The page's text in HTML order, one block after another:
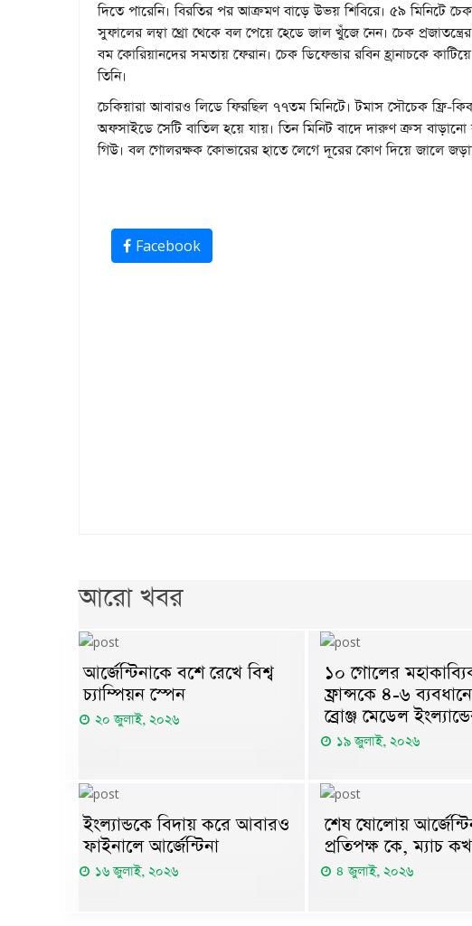
দিতে পারেনি। বিরতির পর আক্রমণ বাড়ে উভয় শিবিরে। ৫৯ মিনিটে চেক
সুফালের লম্বা থ্রো থেকে বল পেয়ে হেডে জাল খুঁজে নেন। চেক
বম কোরিয়ানদের সমতায় ফেরান। চেক ডিফেন্ডার রবিন হ্রানাচকে
তিনি।
চেকিয়ারা আবারও লিডে ফিরছিল ৭৭তম মিনিটে। টমাস সৌচেক ফ্রি-
অফসাইডে সেটি বাতিল হয়ে যায়। তিন মিনিট বাদে দারুণ ক্রস
গিউ। বল গোলরক্ষক কোভারের হাতে লেগে দূরের কোণ দিয়ে জালে
Facebook
আরো খবর
আর্জেন্টিনাকে বশে রেখে বিশ্ব
চ্যাম্পিয়ন স্পেন
২০ জুলাই, ২০২৬
১০ গোলের
ফ্রান্সকে ৪-৬
ব্রোঞ্জ মেডেল
১৯ জুলাই, ২০২৬
ইংল্যান্ডকে বিদায় করে আবারও
ফাইনালে আর্জেন্টিনা
১৬ জুলাই, ২০২৬
শেষ ষোলোয়
প্রতিপক্ষ কে, ম্যাচ
৪ জুলাই, ২০২৬